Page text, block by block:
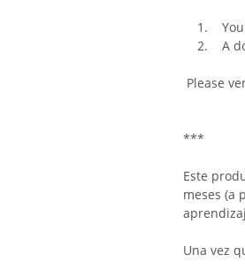
1. Your
2. A
Please
***
Este
meses (a
Una vez